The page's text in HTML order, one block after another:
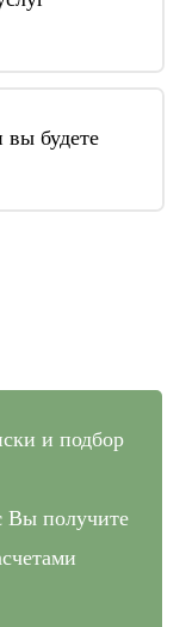
закуп
до
вы будете
и подбор
Вы получите